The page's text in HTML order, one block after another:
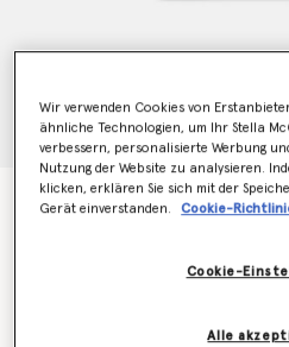
Kurz geschnittenes T-Shirt
Wir verwenden Cookies von
ähnliche Technologien, um Ihr Stella
verbessern, personalisierte Werbung
Nutzung der Website zu analysieren.
klicken, erklären Sie sich mit der
Gerät einverstanden.
Cookie-
Cookie-
Alle